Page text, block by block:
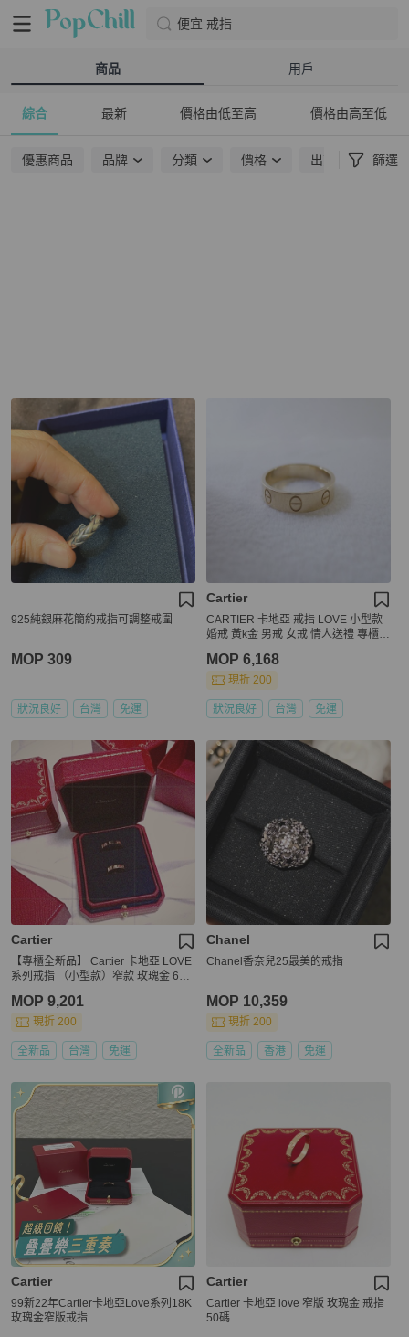
便宜 戒指
商品 用戶
綜合 最新 價格由低至高 價格由高至低
優惠商品 品牌 分類 價格 出貨地點 篩選
925純銀麻花簡約戒指可調整戒圍
MOP 309
狀況良好 台灣 免運
Cartier
CARTIER 卡地亞 戒指 LOVE 小型款
婚戒 黃k金 男戒 女戒 情人送禮 專櫃正
MOP 6,168
現折 200
狀況良好 台灣 免運
Cartier
【專櫃全新品】 Cartier 卡地亞 LOVE
系列戒指 （小型款）窄款 玫瑰金 62m
MOP 9,201
現折 200
全新品 台灣 免運
Chanel
Chanel香奈兒25最美的戒指
MOP 10,359
現折 200
全新品 香港 免運
Cartier
99新22年Cartier卡地亞Love系列18K
玫瑰金窄版戒指
Cartier
Cartier 卡地亞 love 窄版 玫瑰金 戒指
50碼